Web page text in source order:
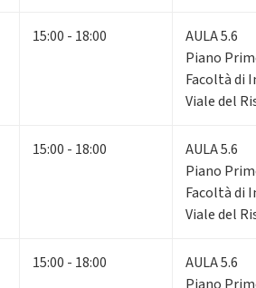
15:00 - 18:00
AULA 5.6
Piano
Facoltà di
Viale del
15:00 - 18:00
AULA 5.6
Piano
Facoltà di
Viale del
15:00 - 18:00
AULA 5.6